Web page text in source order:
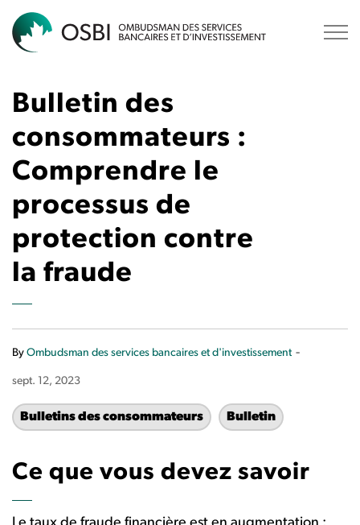
Bulletin des
consommateurs :
Comprendre le
processus de
protection contre
la fraude
By Ombudsman des services bancaires et d'investissement -
sept. 12, 2023
Bulletins des consommateurs Bulletin
Ce que vous devez savoir